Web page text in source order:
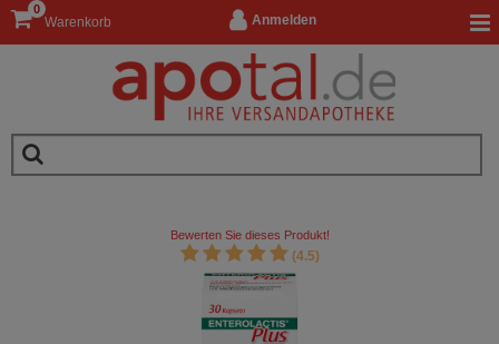
Anmelden
Warenkorb
0
Bewerten Sie dieses Produkt!
(4.5)